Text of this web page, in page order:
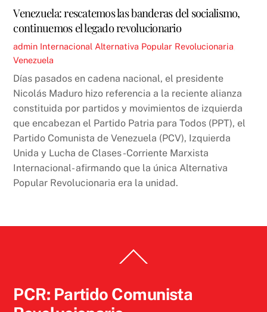
Venezuela: rescatemos las banderas del socialismo,
continuemos el legado revolucionario
admin Internacional Alternativa Popular Revolucionaria
Venezuela
Días pasados en cadena nacional, el presidente
Nicolás Maduro hizo referencia a la reciente alianza
constituida por partidos y movimientos de izquierda
que encabezan el Partido Patria para Todos (PPT), el
Partido Comunista de Venezuela (PCV), Izquierda
Unida y Lucha de Clases -Corriente Marxista
Internacional- afirmando que la única Alternativa
Popular Revolucionaria era la unidad.
To
PCR: Partido Comunista